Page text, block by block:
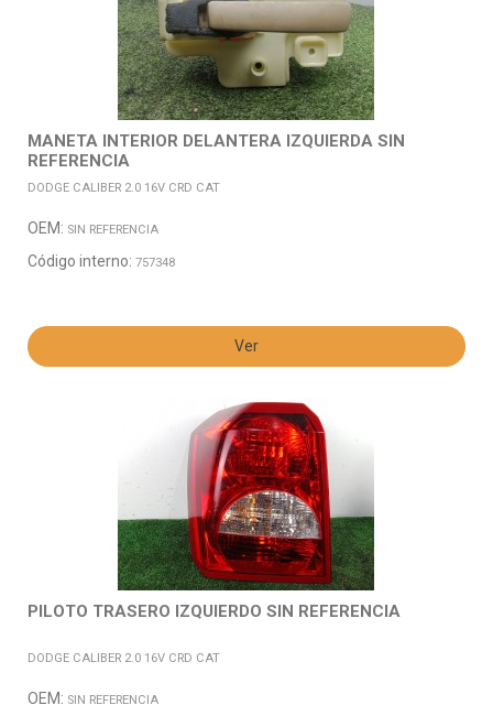
MANETA INTERIOR DELANTERA IZQUIERDA SIN
REFERENCIA
DODGE CALIBER 2.0 16V CRD CAT
OEM: SIN REFERENCIA
Código interno: 757348
Ver
PILOTO TRASERO IZQUIERDO SIN REFERENCIA
DODGE CALIBER 2.0 16V CRD CAT
OEM: SIN REFERENCIA